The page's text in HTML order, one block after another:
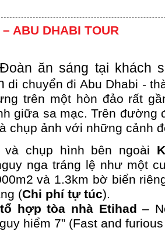
ABU DHABI TOUR
Đoàn ăn sáng tại khách
di chuyển đi Abu Dhabi -
trên một hòn đảo rất
giữa sa mạc. Trên đường
chụp ảnh với những cảnh
và chụp hình bên ngoài
nga tráng lệ như một
và 1.3km bờ biển
(Chi phí tự túc).
hợp tòa nhà Etihad–
hiểm 7” (Fast and